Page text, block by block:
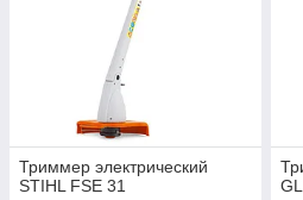
Триммер электрический
STIHL FSE 31